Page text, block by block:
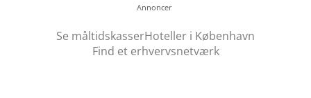
Annoncer
Se måltidskasserHoteller i København
Find et erhvervsnetværk